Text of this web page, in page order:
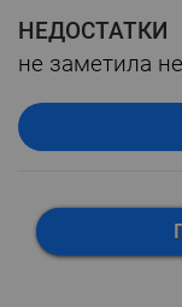
НЕДОСТАТКИ
не заметила